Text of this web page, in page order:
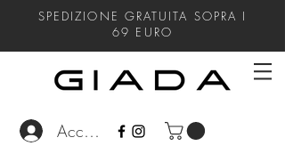
SPEDIZIONE GRATUITA SOPRA I
69 EURO
Accedi